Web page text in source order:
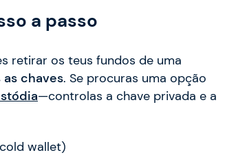
a passo
retirar os teus fundos de uma
chaves. Se procuras uma opção
—controlas a chave privada e a
wallet)